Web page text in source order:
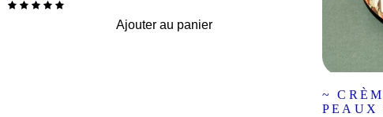
Ajouter au panier
~
PEAUX